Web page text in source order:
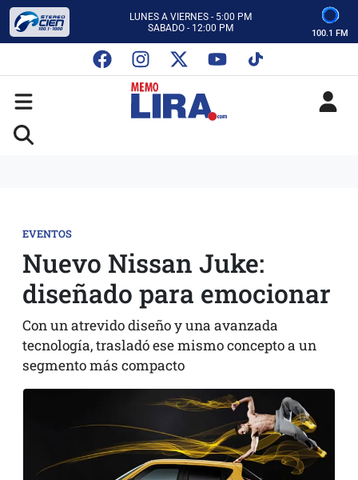
ESCUCHA AUTOS AL CIEN
CON MEMO LIRA Y SU EQUIPO
SABADO - 12:00 PM
ESCUCHA AUTOS AL CIEN
CON MEMO LIRA Y SU EQUIPO
LUNES A VIERNES - 5:00 PM
SABADO - 12:00 PM
100.1 FM
EVENTOS
Nuevo Nissan Juke:
diseñado para emocionar
Con un atrevido diseño y una avanzada
tecnología, trasladó ese mismo concepto a un
segmento más compacto